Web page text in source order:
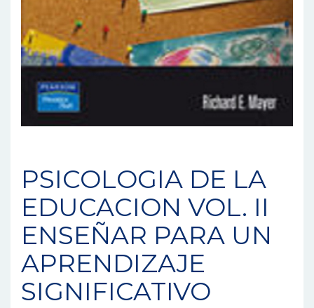
PSICOLOGIA DE LA
EDUCACION VOL. II
ENSEÑAR PARA UN
APRENDIZAJE
SIGNIFICATIVO